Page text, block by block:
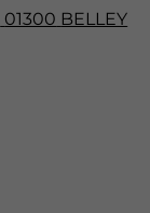
01300 BELLEY